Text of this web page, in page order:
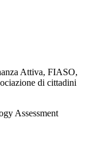
Attiva, FIASO,
di cittadini
Assessment